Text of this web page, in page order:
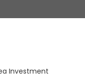
Investment